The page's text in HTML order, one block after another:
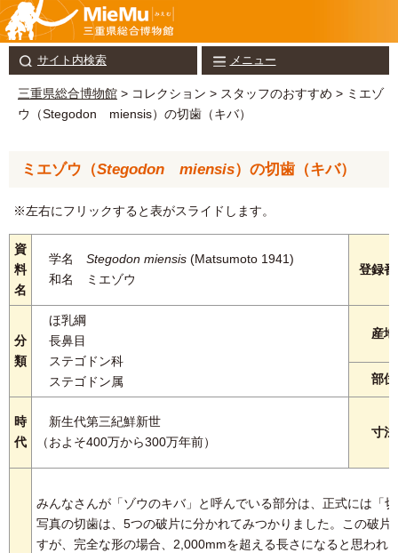
サイト内検索 メニュー
三重県総合博物館 > コレクション > スタッフのおすすめ > ミエゾ
ウ（Stegodon miensis）の切歯（キバ）
ミエゾウ（Stegodon miensis）の切歯（キバ）
※左右にフリックすると表がスライドします。
資
料
名
学名 Stegodon miensis (Matsumoto 1941)
和名 ミエゾウ
登録
分
類
ほ乳綱
長鼻目
ステゴドン科
ステゴドン属
産地
部位
時
代
新生代第三紀鮮新世
（およそ400万から300万年前）
寸法
みんなさんが「ゾウのキバ」と呼んでいる部分は、正式には「
写真の切歯は、5つの破片に分かれてみつかりました。この破
すが、完全な形の場合、2,000mmを超える長さになると思われ